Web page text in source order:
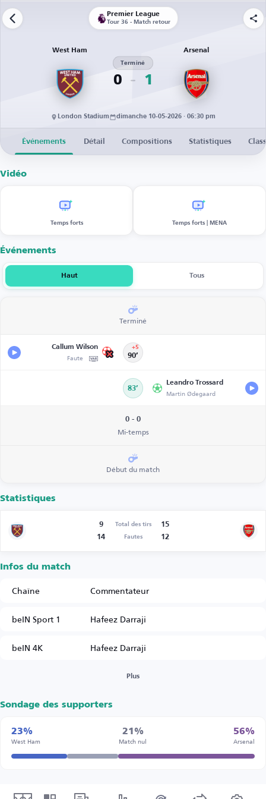
Premier League
Tour 36 - Match retour
West Ham
0
Terminé
1
Arsenal
London Stadium dimanche 10-05-2026 · 06:30 pm
Événements Détail Compositions Statistiques
Vidéo
Temps forts Temps forts | MENA
Événements
Haut Tous
Terminé
Callum Wilson
Faute 90’
+5
83’
Leandro Trossard
Martin Ødegaard
0 - 0
Mi-temps
Début du match
Statistiques
9 Total des tirs
15
14
Fautes 12
Infos du match
Chaîne
Commentateur
beIN Sport 1
Hafeez Darraji
beIN 4K
Hafeez Darraji
Plus
Sondage des supporters
23%
West Ham
21%
Match nul
56%
Arsenal